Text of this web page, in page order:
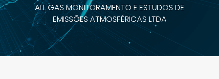
ALL GAS MONITORAMENTO E ESTUDOS DE
EMISSÕES ATMOSFÉRICAS LTDA